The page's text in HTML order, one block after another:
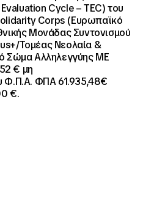
Cycle – TEC) του
Corps (Ευρωπαϊκό
Μονάδας Συντονισμού
Τομέας Νεολαία &
Σώμα Αλληλεγγύης ΜΕ
€ μη
Φ.Π.Α. ΦΠΑ 61.935,48€
€.